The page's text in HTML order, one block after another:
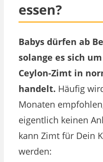
essen?
Babys dürfen ab
solange es sich
Ceylon-Zimt in
handelt. Häufig
Monaten
eigentlich keinen
kann Zimt für Dein
werden: